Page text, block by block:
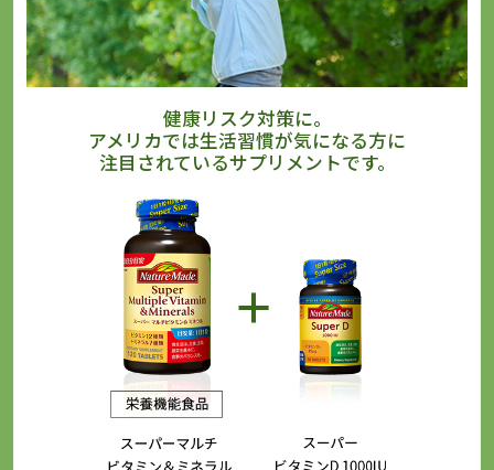
健康リスク対策に。
アメリカでは生活習慣が気になる方に
注目されているサプリメントです。